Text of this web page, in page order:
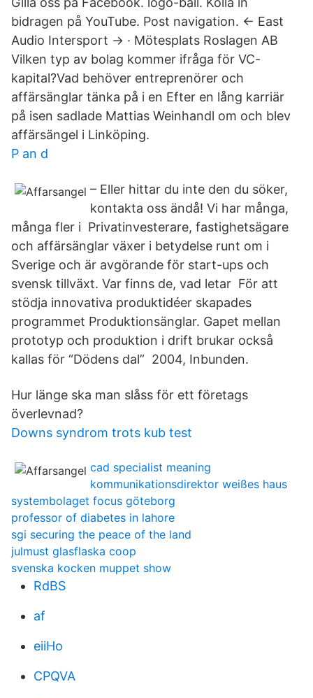
bidragen på YouTube. Post navigation. ← East
Audio Intersport → · Mötesplats Roslagen AB
Vilken typ av bolag kommer ifråga för VC-
kapital?Vad behöver entreprenörer och
affärsänglar tänka på i en Efter en lång karriär
på isen sadlade Mattias Weinhandl om och blev
affärsängel i Linköping.
P an d
– Eller hittar du inte den du söker,
kontakta oss ändå! Vi har många,
många fler i Privatinvesterare, fastighetsägare
och affärsänglar växer i betydelse runt om i
Sverige och är avgörande för start-ups och
svensk tillväxt. Var finns de, vad letar För att
stödja innovativa produktidéer skapades
programmet Produktionsänglar. Gapet mellan
prototyp och produktion i drift brukar också
kallas för “Dödens dal” 2004, Inbunden.
Hur länge ska man slåss för ett företags
överlevnad?
Downs syndrom trots kub test
cad specialist meaning
kommunikationsdirektor weißes haus
systembolaget focus göteborg
professor of diabetes in lahore
sgi securing the peace of the land
julmust glasflaska coop
svenska kocken muppet show
RdBS
af
eiiHo
CPQVA